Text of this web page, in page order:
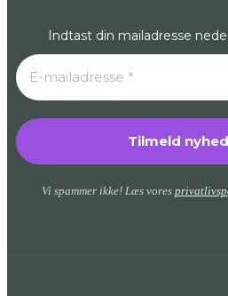
Indtast din mailadresse
Vi spammer ikke! Læs vores